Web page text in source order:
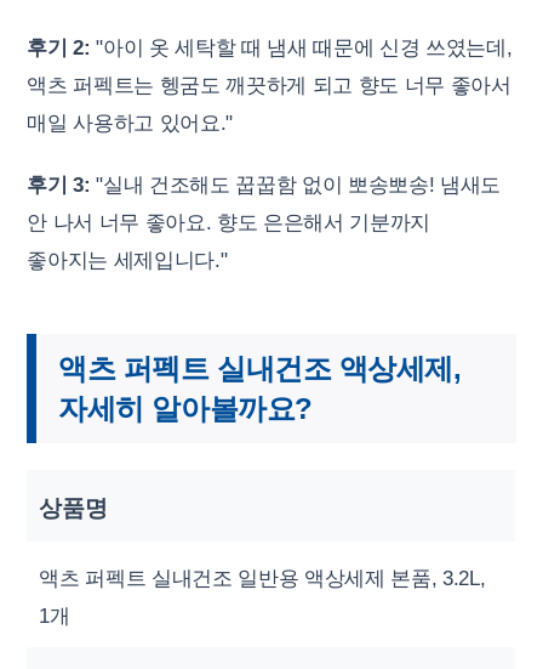
후기 2: "아이 옷 세탁할 때 냄새 때문에 신경 쓰였는데,
액츠 퍼펙트는 헹굼도 깨끗하게 되고 향도 너무 좋아서
매일 사용하고 있어요."
후기 3: "실내 건조해도 꿉꿉함 없이 뽀송뽀송! 냄새도
안 나서 너무 좋아요. 향도 은은해서 기분까지
좋아지는 세제입니다."
액츠 퍼펙트 실내건조 액상세제,
자세히 알아볼까요?
상품명
액츠 퍼펙트 실내건조 일반용 액상세제 본품, 3.2L,
1개